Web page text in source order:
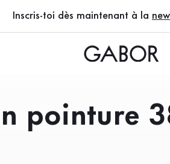
Inscris-toi dès maintenant à la
pointure